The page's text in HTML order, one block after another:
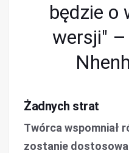
będzie o
wersji" –
Żadnych strat
Twórca wspomniał
zostanie